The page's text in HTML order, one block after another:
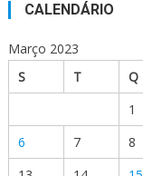
CALENDÁRIO
Março 2023
S
T Q
1
6
7 8